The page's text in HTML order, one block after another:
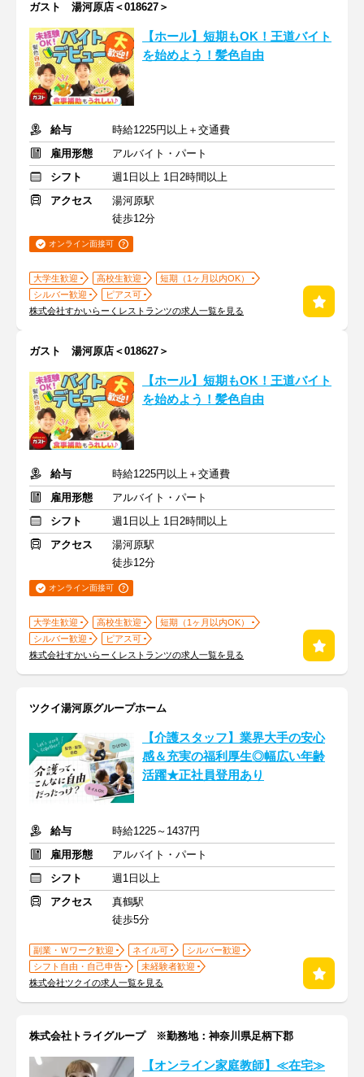
ガスト 湯河原店＜018627＞
【ホール】短期もOK！王道バイト
を始めよう！髪色自由
給与
時給1225円以上＋交通費
雇用形態
アルバイト・パート
シフト
週1日以上 1日2時間以上
アクセス
湯河原駅
徒歩12分
オンライン面接可
大学生歓迎 高校生歓迎
短期（1ヶ月以内OK）
シルバー歓迎
ピアス可
株式会社すかいらーくレストランツの求人一覧を見る
ガスト 湯河原店＜018627＞
【ホール】短期もOK！王道バイト
を始めよう！髪色自由
給与
時給1225円以上＋交通費
雇用形態
アルバイト・パート
シフト
週1日以上 1日2時間以上
アクセス
湯河原駅
徒歩12分
オンライン面接可
大学生歓迎 高校生歓迎
短期（1ヶ月以内OK）
シルバー歓迎
ピアス可
株式会社すかいらーくレストランツの求人一覧を見る
ツクイ湯河原グループホーム
【介護スタッフ】業界大手の安心
感＆充実の福利厚生◎幅広い年齢
活躍★正社員登用あり
給与
時給1225～1437円
雇用形態
アルバイト・パート
シフト
週1日以上
アクセス
真鶴駅
徒歩5分
副業・Ｗワーク歓迎 ネイル可
シルバー歓迎
シフト自由・自己申告
未経験者歓迎
株式会社ツクイの求人一覧を見る
株式会社トライグループ ※勤務地：神奈川県足柄下郡
【オンライン家庭教師】≪在宅≫